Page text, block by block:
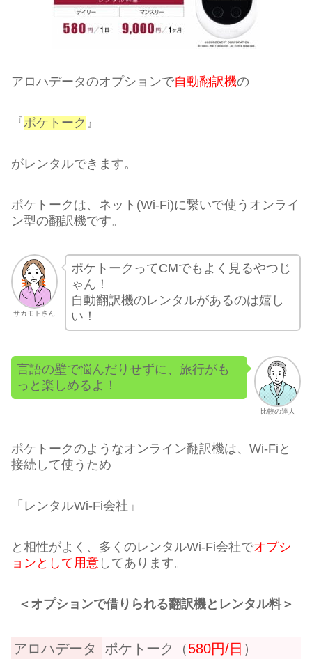
アロハデータのオプションで自動翻訳機の
『ポケトーク 』
がレンタルできます。
ポケトークは、ネット(Wi-Fi)に繋いで使うオンライ
ン型の翻訳機です。
サカモトさん
ポケトークってCMでもよく見るやつじ
ゃん！
自動翻訳機のレンタルがあるのは嬉し
い！
比較の達人
言語の壁で悩んだりせずに、旅行がも
っと楽しめるよ！
ポケトークのようなオンライン翻訳機は、Wi-Fiと
接続して使うため
「レンタルWi-Fi会社」
と相性がよく、多くのレンタルWi-Fi会社でオプシ
ョンとして用意 してあります。
＜オプションで借りられる翻訳機とレンタル料＞
アロハデータ ポケトーク（580円/日 ）